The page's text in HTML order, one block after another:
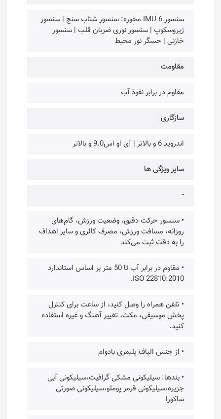
سنسور IMU 6 محوره: سنسور شتاب سنج | سنسور
ژیروسکوپ | سنسور نوری ضربان قلب | سنسور
خازنی | حسگر نور محیط
مقاومت
مقاوم در برابر نفوذ آب
سازگاری
اندروید 6 و بالاتر | آی او اس9.0 و بالاتر
سایر ویژگی‌ ها
-
• سنسور حرکت دقیق، وضعیت ورزش، گام‌های
روزانه، مسافت ورزش، مصرف کالری و سایر اهداف
را به دقت ثبت می‌کند
• مقاوم در برابر آب تا 50 متر بر اساس استاندارد
ISO 22810:2010.
• تلفن همراه را وصل کنید، از ساعت برای کنترل
پخش موسیقی، مکث، تغییر آهنگ و غیره استفاده
کنید.
• از جنس الیاف پلیمری بادوام
• بندها: سیلیکونی مشکی گرافیت،سیلیکونی آبی
جزیره،سیلیکونی قرمز پوملو،سیلیکونی صورتی
ساکورا